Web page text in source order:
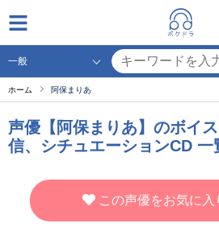
ホーム 阿保まりあ
声優【阿保まりあ】のボイ
信、シチュエーションCD 一
この声優をお気に入